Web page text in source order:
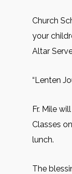
Church
your
Altar
“Lenten
Fr. Mile
Classes
lunch.
The